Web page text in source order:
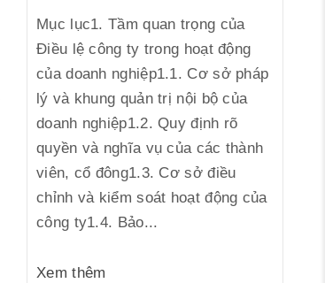
Mục lục1. Tầm quan trọng của
Điều lệ công ty trong hoạt động
của doanh nghiệp1.1. Cơ sở pháp
lý và khung quản trị nội bộ của
doanh nghiệp1.2. Quy định rõ
quyền và nghĩa vụ của các thành
viên, cổ đông1.3. Cơ sở điều
chỉnh và kiểm soát hoạt động của
công ty1.4. Bảo...
Xem thêm